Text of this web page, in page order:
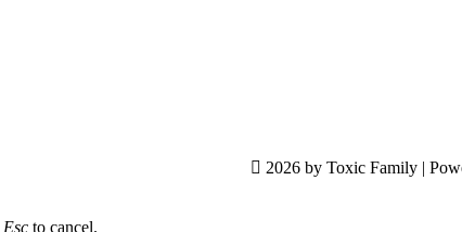
2026 by Toxic Family |
Esc to cancel.